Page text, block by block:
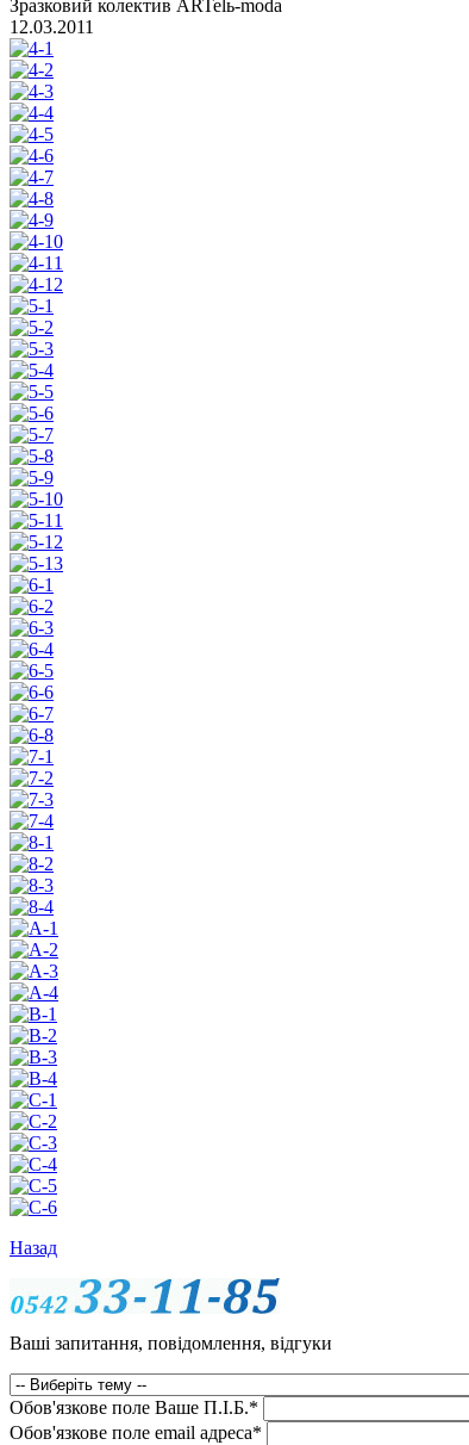
Зразковий колектив ARTelь-moda
12.03.2011
Назад
Ваші запитання, повідомлення, відгуки
Обов'язкове поле Ваше П.I.Б.*
Обов'язкове поле email адреса*